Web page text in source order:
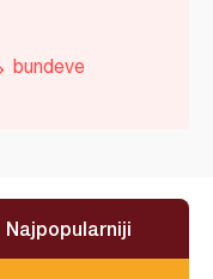
bundeve
Najpopularniji